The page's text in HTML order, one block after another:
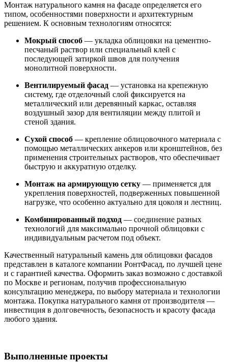
Монтаж натурального камня на фасаде определяется его
типом, особенностями поверхности и архитектурным
решением. К основным технологиям относятся:
Мокрый способ — укладка облицовки на цементно-
песчаный раствор или специальный клей с
последующей затиркой швов для получения
монолитной поверхности.
Вентилируемый фасад — установка на крепежную
систему, где отделочный слой фиксируется на
металлический или деревянный каркас, оставляя
воздушный зазор для вентиляции между плитой и
стеной здания.
Сухой способ — крепление облицовочного материала с
помощью металлических анкеров или кронштейнов, без
применения строительных растворов, что обеспечивает
быструю и аккуратную отделку.
Монтаж на армирующую сетку — применяется для
укрепления поверхностей, подверженных повышенной
нагрузке, что особенно актуально для цоколя и лестниц.
Комбинированный подход — соединение разных
технологий для максимально прочной облицовки с
индивидуальным расчетом под объект.
Качественный натуральный камень для облицовки фасадов
представлен в каталоге компании РонтФасад, по лучшей цене
и с гарантией качества. Оформить заказ возможно с доставкой
по Москве и регионам, получив профессиональную
консультацию менеджера, по выбору материала и технологии
монтажа. Покупка натурального камня от производителя —
инвестиция в долговечность, безопасность и красоту фасада
любого здания.
Выполненные проекты